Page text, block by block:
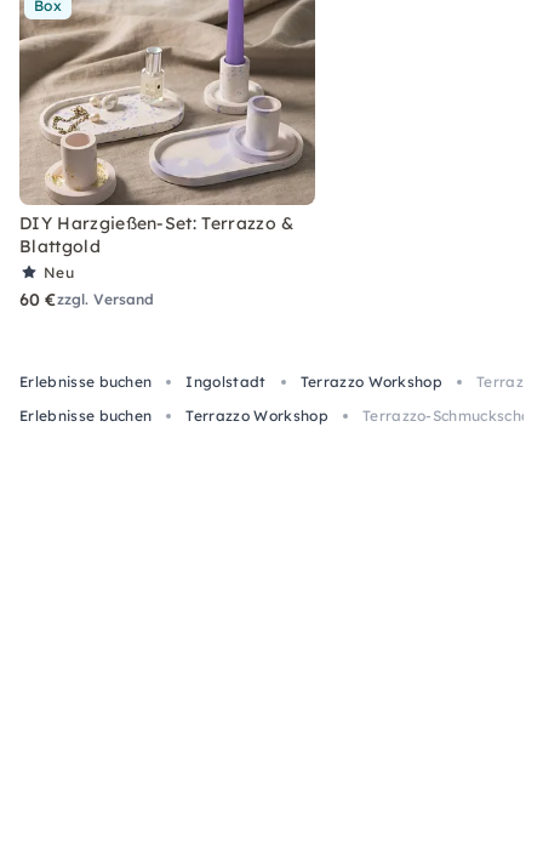
Box
DIY Harzgießen-Set: Terrazzo &
Blattgold
Neu
60 €zzgl. Versand
Erlebnisse buchen Ingolstadt Terrazzo Workshop
Erlebnisse buchen
Terrazzo Workshop Terrazzo-